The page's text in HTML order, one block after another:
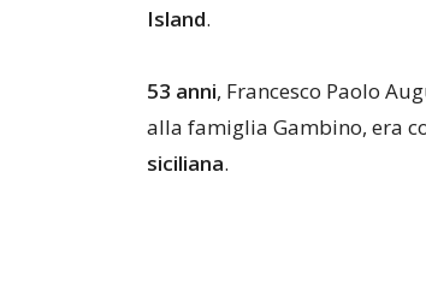
Island.
53 anni, Francesco Paolo
alla famiglia Gambino, era
siciliana.